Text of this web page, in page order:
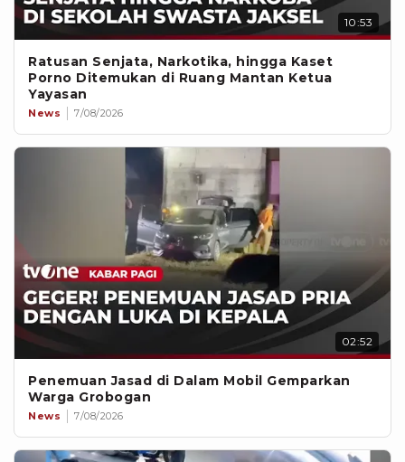
10:53
Ratusan Senjata, Narkotika, hingga Kaset
Porno Ditemukan di Ruang Mantan Ketua
Yayasan
News 7/08/2026
02:52
Penemuan Jasad di Dalam Mobil Gemparkan
Warga Grobogan
News 7/08/2026